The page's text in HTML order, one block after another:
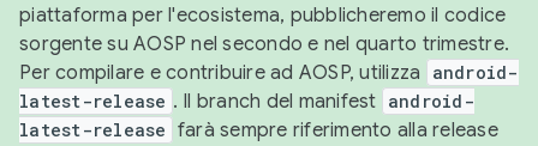
piattaforma per l'ecosistema, pubblicheremo il codice
sorgente su AOSP nel secondo e nel quarto trimestre.
Per compilare e contribuire ad AOSP, utilizza
android-
latest-release . Il branch del manifest android-
latest-release farà sempre riferimento alla release